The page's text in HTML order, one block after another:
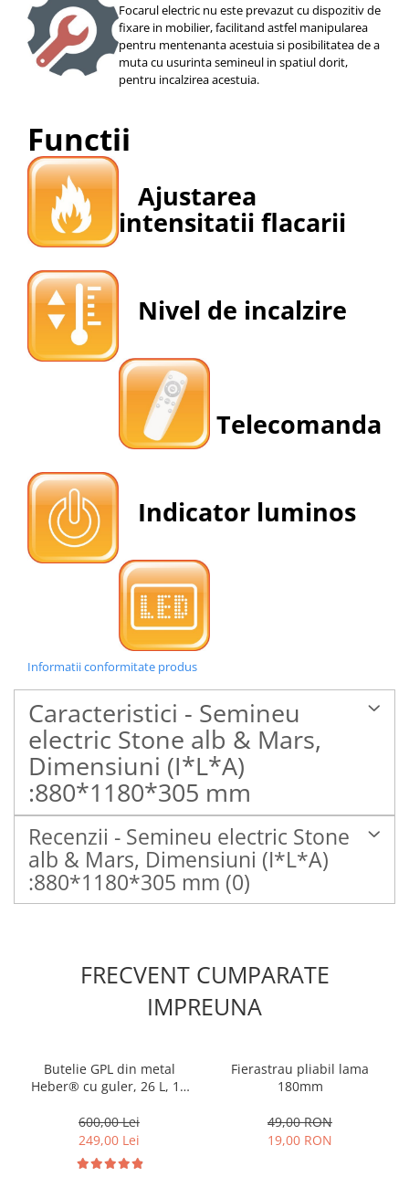
Focarul electric nu este prevazut cu dispozitiv de
fixare in mobilier, facilitand astfel manipularea
pentru mentenanta acestuia si posibilitatea de a
muta cu usurinta semineul in spatiul dorit,
pentru incalzirea acestuia.
Functii
Ajustarea
intensitatii flacarii
Nivel de incalzire
Telecomanda
Indicator luminos
Informatii conformitate produs
Caracteristici - Semineu
electric Stone alb & Mars,
Dimensiuni (I*L*A)
:880*1180*305 mm
Recenzii - Semineu electric Stone
alb & Mars, Dimensiuni (I*L*A)
:880*1180*305 mm (0)
FRECVENT CUMPARATE
IMPREUNA
Butelie GPL din metal
Heber® cu guler, 26 L, 11
cu gaz
600,00 Lei
249,00 Lei
Fierastrau pliabil lama
180mm
49,00 RON
19,00 RON